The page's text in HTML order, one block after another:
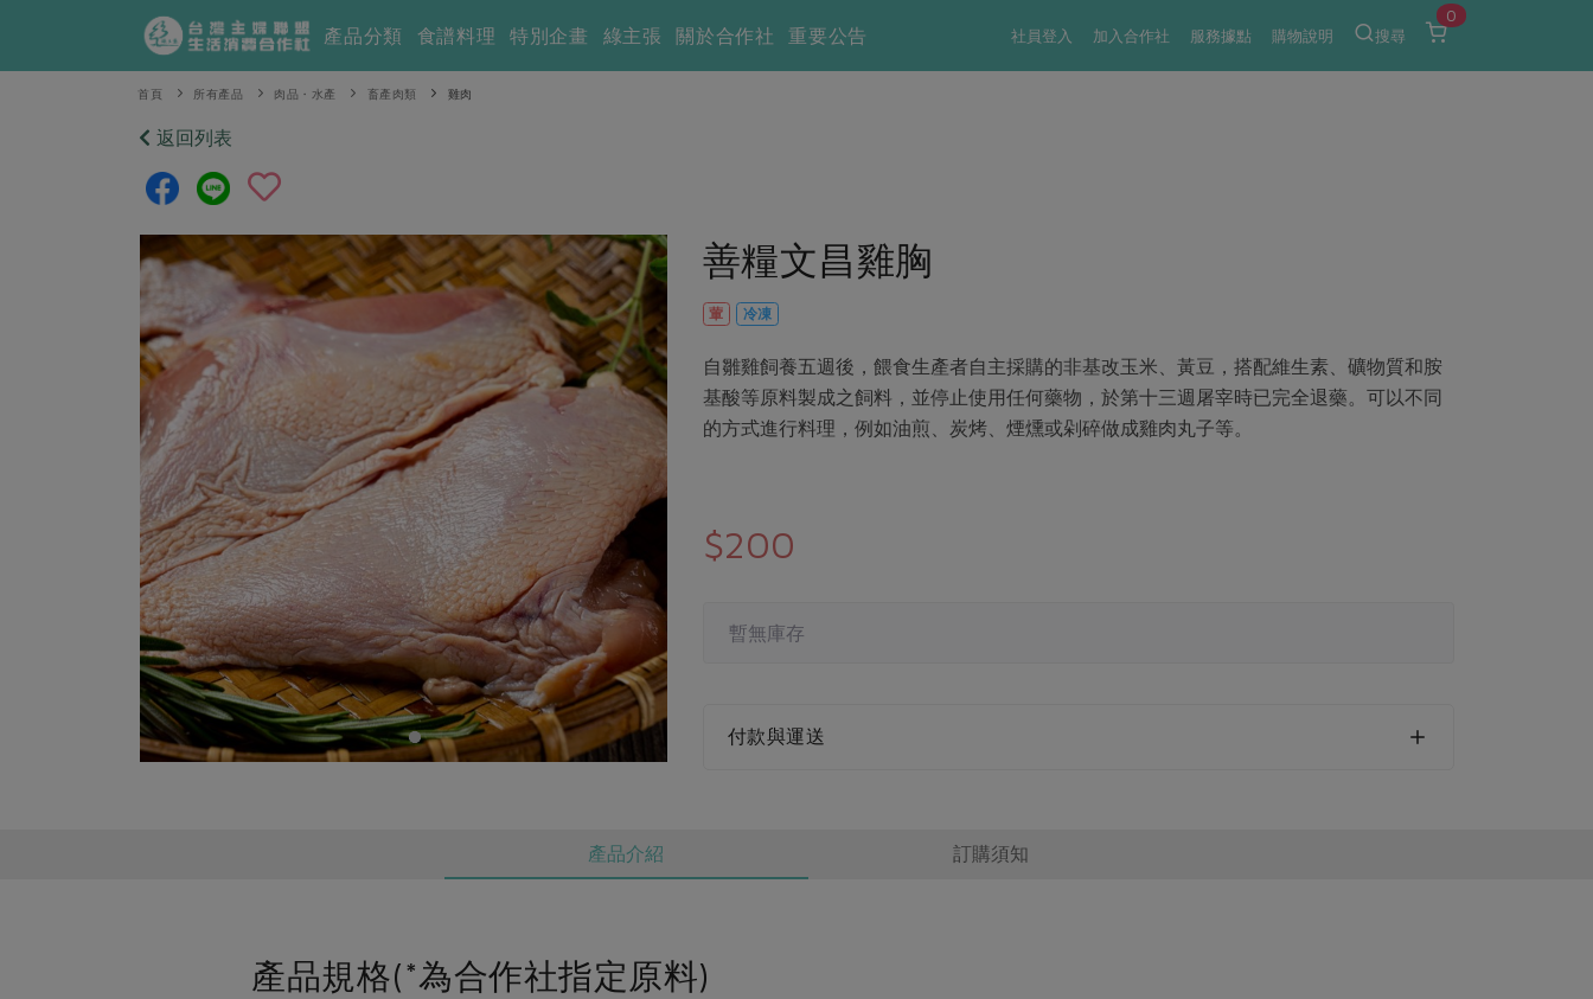
社員登入 加入合作社 服務據點 購物說明 搜尋
0
產品分類 食譜料理 特別企畫 綠主張 關於合作社 重要公告
首頁 所有產品 肉品・水產 畜產肉類 雞肉
返回列表
善糧文昌雞胸
葷 冷凍
自雛雞飼養五週後，餵食生產者自主採購的非基改玉米、黃豆，搭配維生素、礦物質和胺
基酸等原料製成之飼料，並停止使用任何藥物，於第十三週屠宰時已完全退藥。可以不同
的方式進行料理，例如油煎、炭烤、煙燻或剁碎做成雞肉丸子等。
$200
暫無庫存
付款與運送
產品介紹 訂購須知
產品規格(*為合作社指定原料)